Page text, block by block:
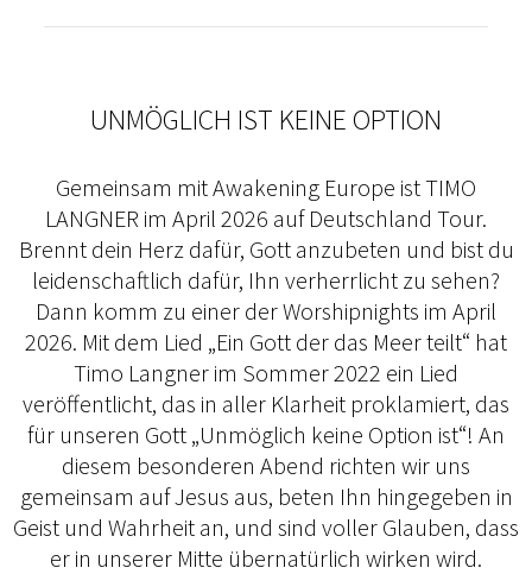
UNMÖGLICH IST KEINE OPTION
Gemeinsam mit Awakening Europe ist TIMO
LANGNER im April 2026 auf Deutschland Tour.
Brennt dein Herz dafür, Gott anzubeten und bist du
leidenschaftlich dafür, Ihn verherrlicht zu sehen?
Dann komm zu einer der Worshipnights im April
2026. Mit dem Lied „Ein Gott der das Meer teilt“ hat
Timo Langner im Sommer 2022 ein Lied
veröffentlicht, das in aller Klarheit proklamiert, das
für unseren Gott „Unmöglich keine Option ist“! An
diesem besonderen Abend richten wir uns
gemeinsam auf Jesus aus, beten Ihn hingegeben in
Geist und Wahrheit an, und sind voller Glauben, dass
er in unserer Mitte übernatürlich wirken wird.